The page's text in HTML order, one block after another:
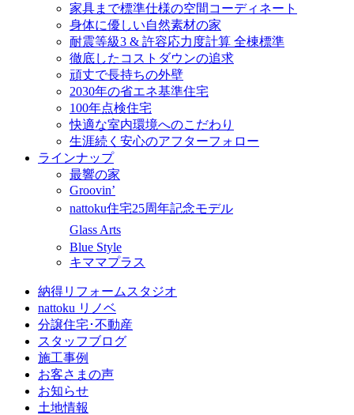
家具まで標準仕様の空間コーディネート
身体に優しい自然素材の家
耐震等級3 & 許容応力度計算 全棟標準
徹底したコストダウンの追求
頑丈で長持ちの外壁
2030年の省エネ基準住宅
100年点検住宅
快適な室内環境へのこだわり
生涯続く安心のアフターフォロー
ラインナップ
最響の家
Groovin’
nattoku住宅25周年記念モデル
Glass Arts
Blue Style
キママプラス
納得リフォームスタジオ
nattoku リノベ
分譲住宅･不動産
スタッフブログ
施工事例
お客さまの声
お知らせ
土地情報